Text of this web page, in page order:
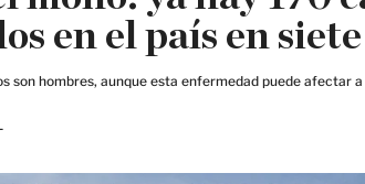
en el país en
son hombres, aunque esta enfermedad puede afectar